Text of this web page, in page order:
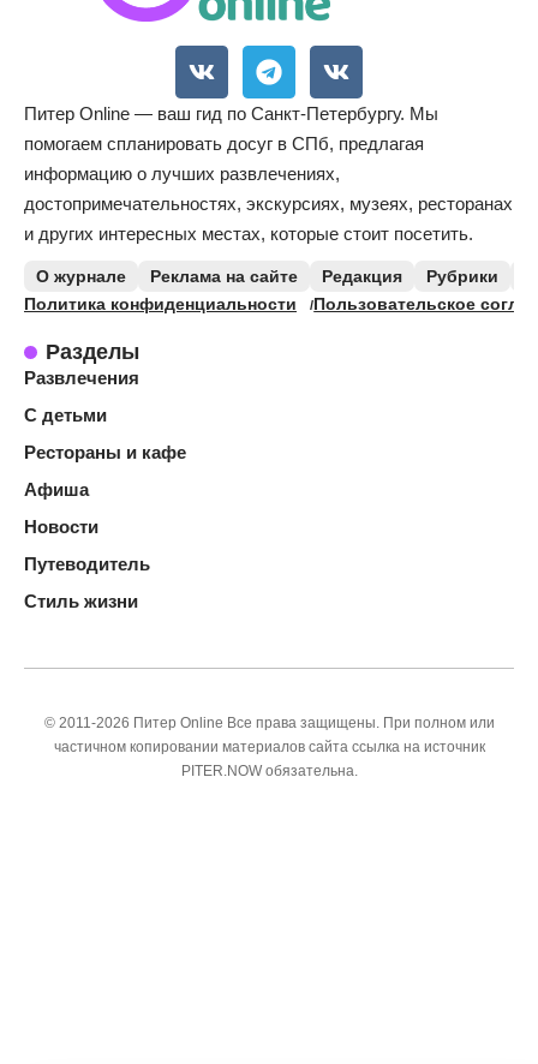
Питер Online — ваш гид по Санкт-Петербургу. Мы
помогаем спланировать досуг в СПб, предлагая
информацию о лучших развлечениях,
достопримечательностях, экскурсиях, музеях, ресторанах
и других интересных местах, которые стоит посетить.
О журнале Реклама на сайте Редакция Рубрики
Политика конфиденциальности
Пользовательское
Разделы
Развлечения
С детьми
Рестораны и кафе
Афиша
Новости
Путеводитель
Стиль жизни
© 2011-2026 Питер Online Все права защищены. При полном или
частичном копировании материалов сайта ссылка на источник
PITER.NOW обязательна.